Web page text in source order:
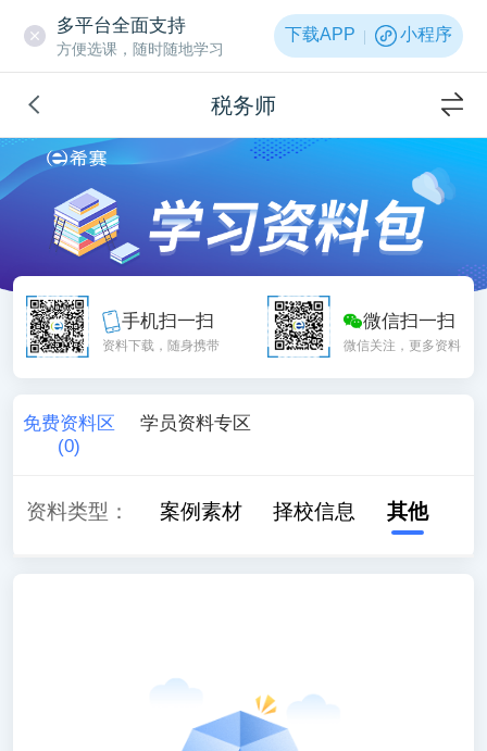
多平台全面支持
方便选课，随时随地学习
下载APP 小程序
税务师
手机扫一扫
资料下载，随身携带
微信扫一扫
微信关注，更多资料
免费资料区
(0)
学员资料专区
资料类型：
学习计划 案例素材 择校信息 其他